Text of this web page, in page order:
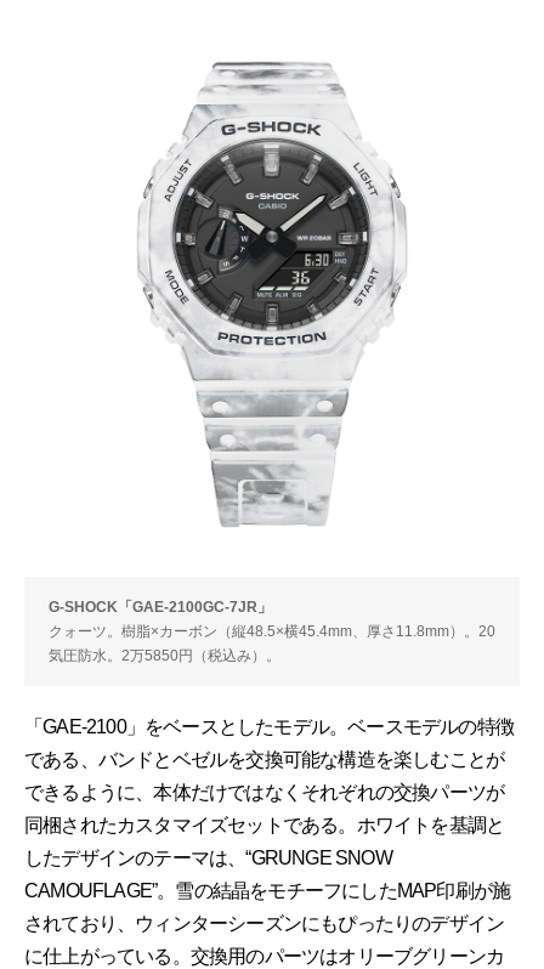
G-SHOCK「GAE-2100GC-7JR」
クォーツ。樹脂×カーボン（縦48.5×横45.4mm、厚さ11.8mm）。20
気圧防水。2万5850円（税込み）。
「GAE-2100」をベースとしたモデル。ベースモデルの特徴
である、バンドとベゼルを交換可能な構造を楽しむことが
できるように、本体だけではなくそれぞれの交換パーツが
同梱されたカスタマイズセットである。ホワイトを基調と
したデザインのテーマは、“GRUNGE SNOW
CAMOUFLAGE”。雪の結晶をモチーフにしたMAP印刷が施
されており、ウィンターシーズンにもぴったりのデザイン
に仕上がっている。交換用のパーツはオリーブグリーンカ